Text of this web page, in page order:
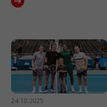
24.10.2025